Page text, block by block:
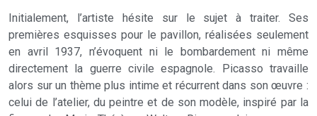
Initialement, l’artiste hésite sur le sujet à traiter. Ses
premières esquisses pour le pavillon, réalisées seulement
en avril 1937, n’évoquent ni le bombardement ni même
directement la guerre civile espagnole. Picasso travaille
alors sur un thème plus intime et récurrent dans son œuvre :
celui de l’atelier, du peintre et de son modèle, inspiré par la